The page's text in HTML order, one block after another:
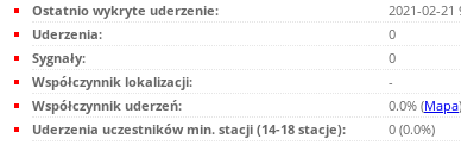
Ostatnio wykryte uderzenie:
2021-02-21
Uderzenia:
0
Sygnały:
0
Współczynnik lokalizacji:
-
Współczynnik uderzeń:
0.0% (Mapa)
Uderzenia uczestników min. stacji (14-18 stacje):
0 (0.0%)